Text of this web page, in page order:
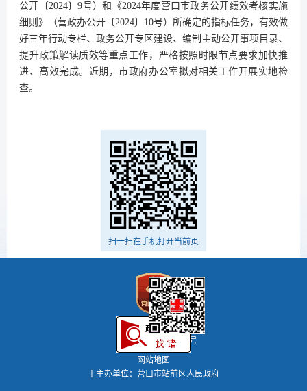
公开〔2024〕9号）和《2024年度营口市政务公开绩效考核实施
细则》（营政办公开〔2024〕10号）所确定的指标任务，有效做
好三年行动专栏、政务公开专区建设、编制主动公开事项目录、
提升政策解读质效等重点工作，严格按照时限节点要求加快推
进、高效完成。近期，市政府办公室拟对相关工作开展实地检
查。
扫一扫在手机打开当前页
微信公众号
网站地图
丨主办单位：营口市站前区人民政府